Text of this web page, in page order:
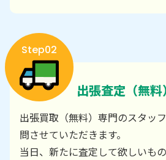
Step02
出張査定（無料）
出張買取（無料）専門のスタッ
問させていただきます。
当日、新たに査定して欲しいも